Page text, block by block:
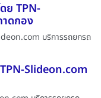
ย TPN-
ดกอง
บริการรถยกรถ
Slideon.com